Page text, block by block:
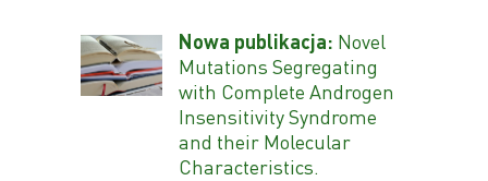
Nowa publikacja: Novel
Mutations Segregating
with Complete Androgen
Insensitivity Syndrome
and their Molecular
Characteristics.